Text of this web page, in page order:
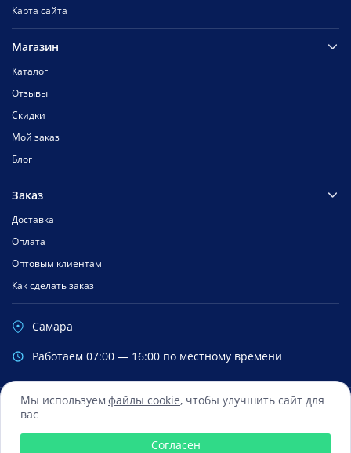
Мы используем файлы cookie, чтобы улучшить сайт для
вас
Согласен
Карта сайта
Магазин
Каталог
Отзывы
Скидки
Мой заказ
Блог
Заказ
Доставка
Оплата
Оптовым клиентам
Как сделать заказ
Самара
Работаем 07:00 — 16:00 по местному времени
Сбербанк
© 2016 — 2026 Все права зарегистрированы ООО «ФиксМобайл»